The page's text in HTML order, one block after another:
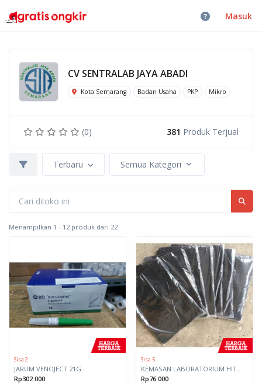
Masuk
CV SENTRALAB JAYA ABADI
Kota Semarang Badan Usaha PKP Mikro
(0) 381 Produk Terjual
Terbaru Semua Kategori
Menampilkan 1 - 12 produk dari 22
Sisa 2
JARUM VENOJECT 21G
Rp302.000
Sisa 5
Rp76.000